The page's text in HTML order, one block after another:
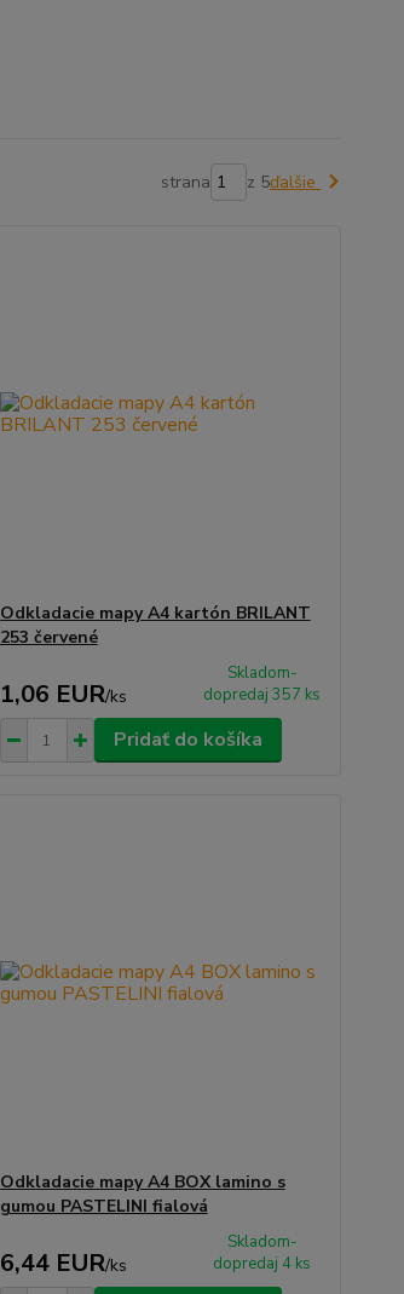
strana z 5ďalšie
Odkladacie mapy A4 kartón BRILANT
253 červené
1,06 EUR/ks
Skladom-
dopredaj 357 ks
Pridať do košíka
Odkladacie mapy A4 BOX lamino s
gumou PASTELINI fialová
6,44 EUR/ks
Skladom-
dopredaj 4 ks